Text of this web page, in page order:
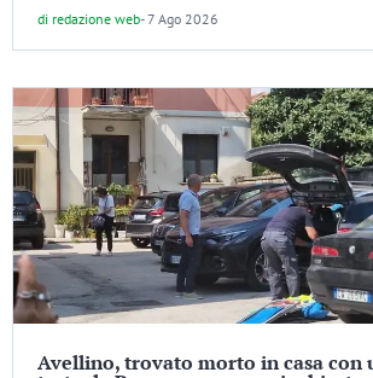
di redazione web-7 Ago 2026
Avellino, trovato morto in casa con